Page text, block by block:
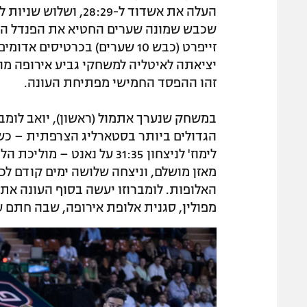
העלה את אשדוד ל-
שכבש שמונה שערים החטיא את הפנדל
זייפרט (כבש 10 שערים)
יציאתה לאיטליה למשחקי גביע אירופה
זהו ההפסד החמישי מפתיחת העונה.
במשחק שנערך אתמול (ראשון), יואב
הגדולים ביותר בסטארליג הצרפתית –
לימוז' לניצחון 31:35 על
מאזן מושלם, וניצחה שלושה ימים קודם
האלופות. לומברוזו יעשה בסוף העונה
מפולין, סגנית אלופת אירופה, שבה חתם